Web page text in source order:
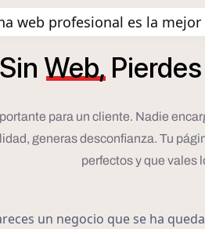
web profesional es la
Sin Web, Pierdes
para un cliente. Nadie
generas desconfianza. Tu
perfectos y que vales
un negocio que se ha